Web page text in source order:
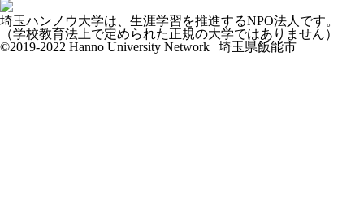
埼玉ハンノウ大学は、生涯学習を推進するNPO法人です。
（学校教育法上で定められた正規の大学ではありません）
©2019-2022 Hanno University Network | 埼玉県飯能市